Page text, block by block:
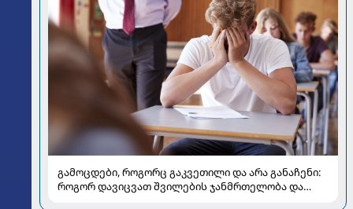
გამოცდები, როგორც გაკვეთილი და არა განაჩენი:
როგორ დავიცვათ შვილების ჯანმრთელობა და